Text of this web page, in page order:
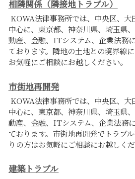
相隣関係（隣接地トラブル）
KOWA法律事務所では、中央区、大
中心に、東京都、神奈川県、埼玉県
動産、金融、ITシステム、企業法務
ております。隣地の土地との境界線に
お気軽にご相談にお越しください。
市街地再開発
KOWA法律事務所では、中央区、大
中心に、東京都、神奈川県、埼玉県
動産、金融、ITシステム、企業法務
ております。市街地再開発でトラブ
りの方はお気軽にご相談にお越しくだ
建築トラブル